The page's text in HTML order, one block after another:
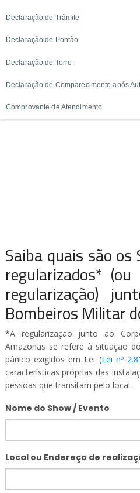
Declaração de Trâmite
Declaração de Pontão
Declaração de Torre
Declaração de Comparecimento após
Comprovante de Atendimento
Saiba quais são
regularizados*
regularização)
Bombeiros Militar
*A regularização junto ao
Amazonas se refere à situação
pânico exigidos em Lei (Lei nº
características próprias das
pessoas que transitam pelo local.
Nome do Show / Evento
Local ou Endereço de